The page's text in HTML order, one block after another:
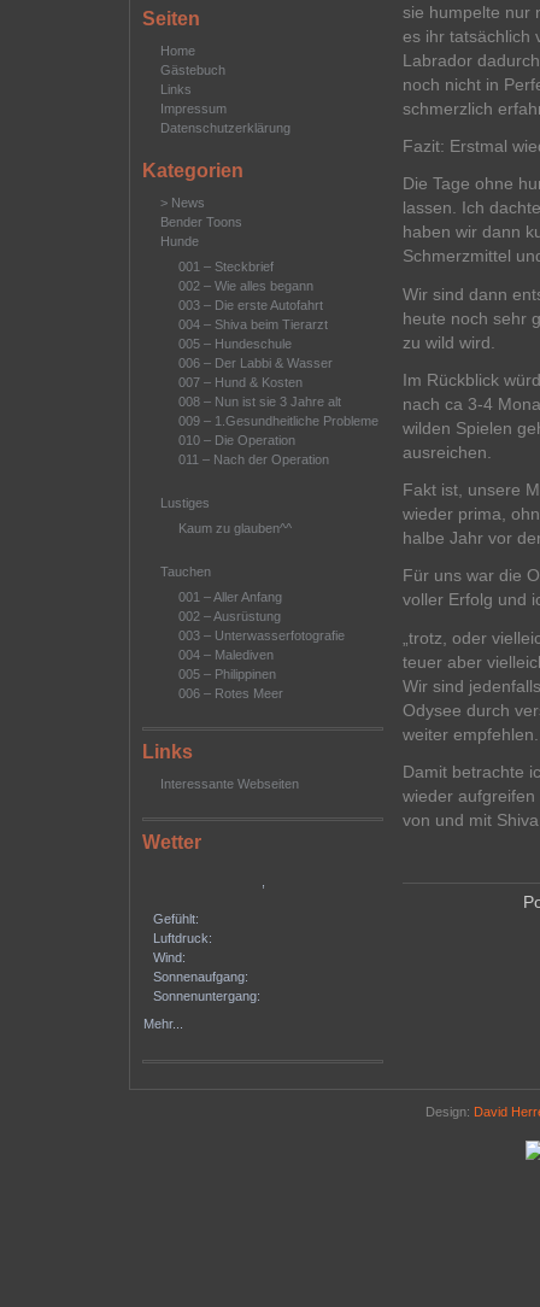
Seiten
Home
Gästebuch
Links
Impressum
Datenschutzerklärung
Kategorien
> News
Bender Toons
Hunde
001 – Steckbrief
002 – Wie alles begann
003 – Die erste Autofahrt
004 – Shiva beim Tierarzt
005 – Hundeschule
006 – Der Labbi & Wasser
007 – Hund & Kosten
008 – Nun ist sie 3 Jahre alt
009 – 1.Gesundheitliche Probleme
010 – Die Operation
011 – Nach der Operation
Lustiges
Kaum zu glauben^^
Tauchen
001 – Aller Anfang
002 – Ausrüstung
003 – Unterwasserfotografie
004 – Malediven
005 – Philippinen
006 – Rotes Meer
Links
Interessante Webseiten
Wetter
Gefühlt:
Luftdruck:
Wind:
Sonnenaufgang:
Sonnenuntergang:
Mehr...
sie humpelte nur
es ihr tatsächlich
Labrador
noch nicht in
schmerzlich
Fazit: Erstmal
Die Tage ohne
lassen. Ich
haben wir dann
Schmerzmittel
Wir sind dann
heute noch sehr
zu wild wird.
Im Rückblick
nach ca 3-4
wilden Spielen
ausreichen.
Fakt ist, unsere
wieder prima,
halbe Jahr vor
Für uns war die
voller Erfolg und
„trotz, oder
teuer aber
Wir sind
Odysee durch
weiter empfehlen.
Damit betrachte
wieder
von und mit
Design: David